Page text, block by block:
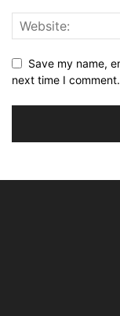
Save my name,
next time I comment.